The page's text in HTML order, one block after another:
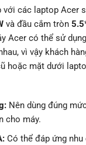
với các laptop Acer
và đầu cắm tròn
Acer có thể sử
vì vậy khách
hoặc mặt dưới
Nên dùng đúng
cho máy.
Có thể đáp ứng